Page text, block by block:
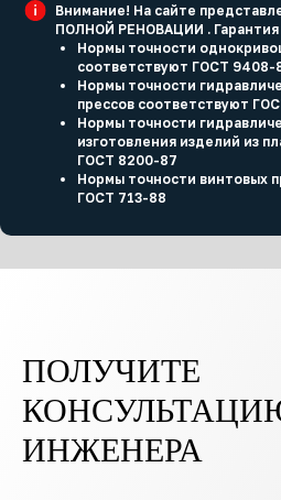
Внимание! На сайте
ПОЛНОЙ РЕНОВАЦИИ . Гарантия
Нормы точности
соответствуют ГОСТ 9408-
Нормы точности
прессов соответствуют
Нормы точности
изготовления изделий из
ГОСТ 8200-87
Нормы точности винтовых
ГОСТ 713-88
ПОЛУЧИТЕ
ИНЖЕНЕРА